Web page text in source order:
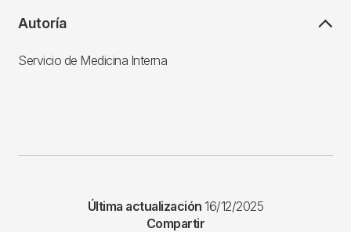
Autoría
Servicio de Medicina Interna
Última actualización 16/12/2025
Compartir